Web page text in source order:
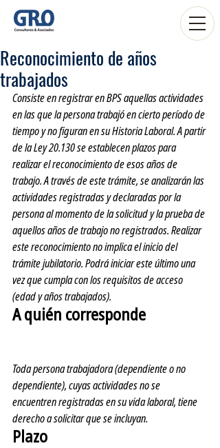
Reconocimiento de años
trabajados
Consiste en registrar en BPS aquellas actividades
en las que la persona trabajó en cierto período de
tiempo y no figuran en su Historia Laboral. A partir
de la Ley 20.130 se establecen plazos para
realizar el reconocimiento de esos años de
trabajo. A través de este trámite, se analizarán las
actividades registradas y declaradas por la
persona al momento de la solicitud y la prueba de
aquellos años de trabajo no registrados. Realizar
este reconocimiento no implica el inicio del
trámite jubilatorio. Podrá iniciar este último una
vez que cumpla con los requisitos de acceso
(edad y años trabajados).
A quién corresponde
Reconocimiento de años
Toda persona trabajadora (dependiente o no
dependiente), cuyas actividades no se
encuentren registradas en su vida laboral, tiene
derecho a solicitar que se incluyan.
Plazo